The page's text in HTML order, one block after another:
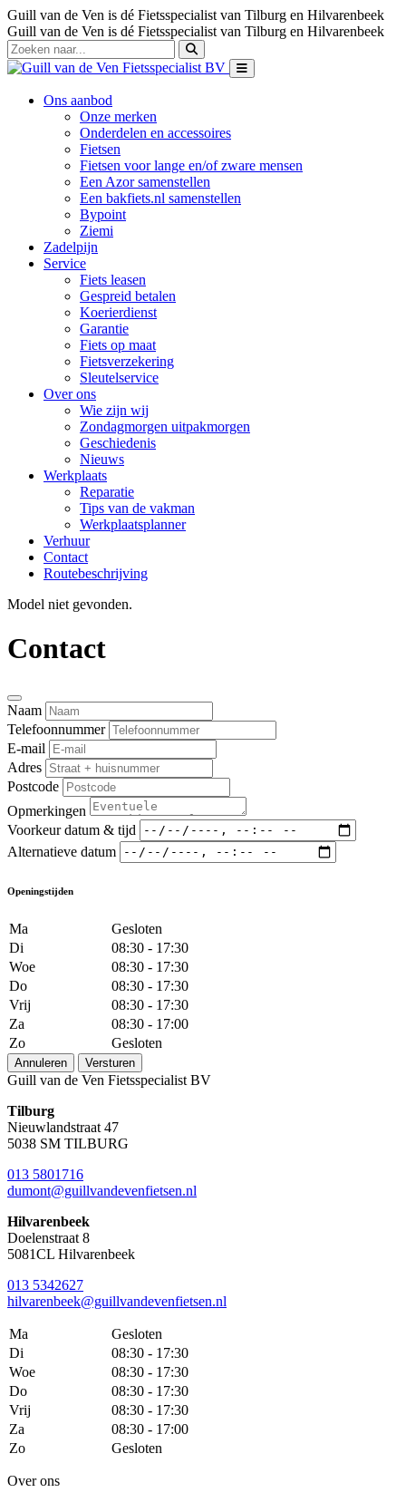
Guill van de Ven is dé Fietsspecialist van Tilburg en Hilvarenbeek
Guill van de Ven is dé Fietsspecialist van Tilburg en Hilvarenbeek
Ons aanbod
Onze merken
Onderdelen en accessoires
Fietsen
Fietsen voor lange en/of zware mensen
Een Azor samenstellen
Een bakfiets.nl samenstellen
Bypoint
Ziemi
Zadelpijn
Service
Fiets leasen
Gespreid betalen
Koerierdienst
Garantie
Fiets op maat
Fietsverzekering
Sleutelservice
Over ons
Wie zijn wij
Zondagmorgen uitpakmorgen
Geschiedenis
Nieuws
Werkplaats
Reparatie
Tips van de vakman
Werkplaatsplanner
Verhuur
Contact
Routebeschrijving
Model niet gevonden.
Contact
Naam
Telefoonnummer
E-mail
Adres
Postcode
Opmerkingen
Voorkeur datum & tijd
Alternatieve datum
Openingstijden
Ma
Gesloten
Di
08:30 - 17:30
Woe
08:30 - 17:30
Do
08:30 - 17:30
Vrij
08:30 - 17:30
Za
08:30 - 17:00
Zo
Gesloten
Annuleren Versturen
Guill van de Ven Fietsspecialist BV
Tilburg
Nieuwlandstraat 47
5038 SM TILBURG
013 5801716
dumont@guillvandevenfietsen.nl
Hilvarenbeek
Doelenstraat 8
5081CL Hilvarenbeek
013 5342627
hilvarenbeek@guillvandevenfietsen.nl
Ma
Gesloten
Di
08:30 - 17:30
Woe
08:30 - 17:30
Do
08:30 - 17:30
Vrij
08:30 - 17:30
Za
08:30 - 17:00
Zo
Gesloten
Over ons